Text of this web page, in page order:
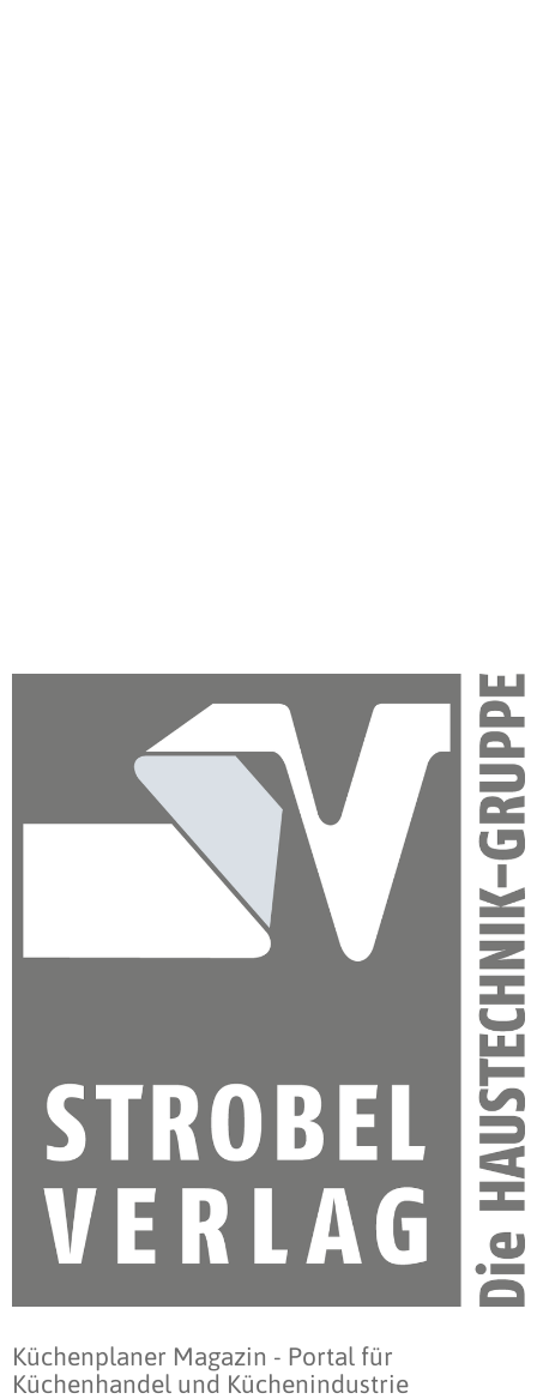
Küchenplaner Magazin - Portal für
Küchenhandel und Küchenindustrie